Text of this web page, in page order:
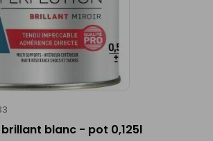
blanc - pot 0,125l